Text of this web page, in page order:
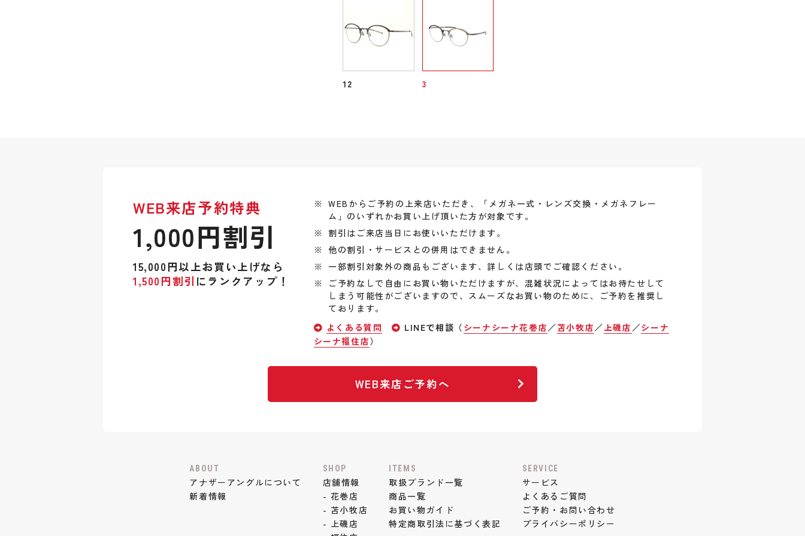
12 3
WEB来店予約特典
1,000円割引
15,000円以上お買い上げなら
1,500円割引 にランクアップ！
WEBからご予約の上来店いただき、「メガネ一式・レンズ交換・メガネフレー
ム」のいずれかお買い上げ頂いた方が対象です。
割引はご来店当日にお使いいただけます。
他の割引・サービスとの併用はできません。
一部割引対象外の商品もございます、詳しくは店頭でご確認ください。
ご予約なしで自由にお買い物いただけますが、混雑状況によってはお待たせして
しまう可能性がございますので、スムーズなお買い物のために、ご予約を推奨し
ております。
よくある質問
LINEで相談（ シーナシーナ花巻店 ／ 苫小牧店 ／ 上磯店 ／シーナ
シーナ福住店）
WEB来店ご予約へ
ABOUT
アナザーアングルについて
新着情報
SHOP
店舗情報
- 花巻店
- 苫小牧店
- 上磯店
ITEMS
取扱ブランド一覧
商品一覧
お買い物ガイド
特定商取引法に基づく表記
SERVICE
サービス
よくあるご質問
ご予約・お問い合わせ
プライバシーポリシー